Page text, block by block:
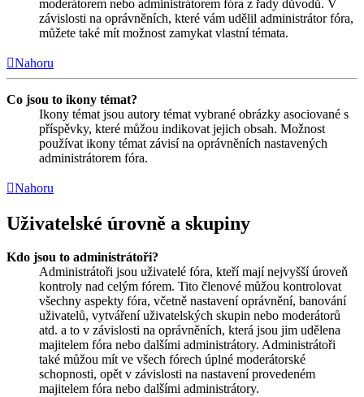
moderátorem nebo administrátorem fóra z řady důvodů. V
závislosti na oprávněních, které vám udělil administrátor fóra,
můžete také mít možnost zamykat vlastní témata.
Nahoru
Co jsou to ikony témat?
Ikony témat jsou autory témat vybrané obrázky asociované s
příspěvky, které můžou indikovat jejich obsah. Možnost
používat ikony témat závisí na oprávněních nastavených
administrátorem fóra.
Nahoru
Uživatelské úrovně a skupiny
Kdo jsou to administrátoři?
Administrátoři jsou uživatelé fóra, kteří mají nejvyšší úroveň
kontroly nad celým fórem. Tito členové můžou kontrolovat
všechny aspekty fóra, včetně nastavení oprávnění, banování
uživatelů, vytváření uživatelských skupin nebo moderátorů
atd. a to v závislosti na oprávněních, která jsou jim udělena
majitelem fóra nebo dalšími administrátory. Administrátoři
také můžou mít ve všech fórech úplné moderátorské
schopnosti, opět v závislosti na nastavení provedeném
majitelem fóra nebo dalšími administrátory.